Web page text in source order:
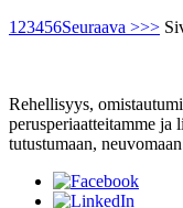
1 23456Seuraava >>>
Rehellisyys,
perusperiaatteitamme
tutustumaan,